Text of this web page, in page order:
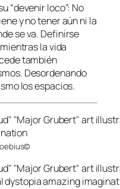
“devenir loco”: No
y no tener aún ni la
se va. Definirse
la vida
también
Desordenando
los espacios.